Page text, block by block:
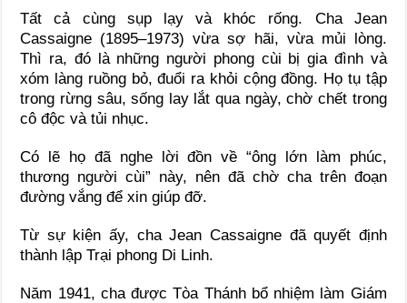
Tất cả cùng sụp lạy và khóc rống. Cha Jean
Cassaigne (1895–1973) vừa sợ hãi, vừa mủi lòng.
Thì ra, đó là những người phong cùi bị gia đình và
xóm làng ruồng bỏ, đuổi ra khỏi cộng đồng. Họ tụ tập
trong rừng sâu, sống lay lắt qua ngày, chờ chết trong
cô độc và tủi nhục.
Có lẽ họ đã nghe lời đồn về “ông lớn làm phúc,
thương người cùi” này, nên đã chờ cha trên đoạn
đường vắng để xin giúp đỡ.
Từ sự kiện ấy, cha Jean Cassaigne đã quyết định
thành lập Trại phong Di Linh.
Năm 1941, cha được Tòa Thánh bổ nhiệm làm Giám